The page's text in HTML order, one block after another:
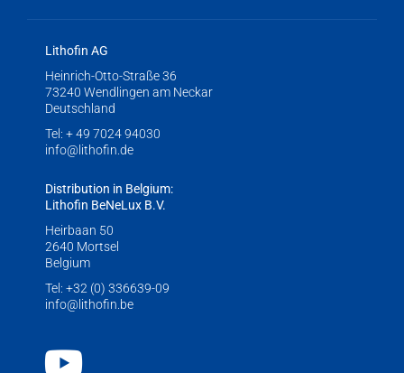
Lithofin AG
Heinrich-Otto-Straße 36
73240 Wendlingen am Neckar
Deutschland
Tel: + 49 7024 94030
info@lithofin.de
Distribution in Belgium:
Lithofin BeNeLux B.V.
Heirbaan 50
2640 Mortsel
Belgium
Tel: +32 (0) 336639-09
info@lithofin.be
Youtube